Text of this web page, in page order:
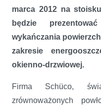
Okna Schüco na targach
marca 2012 na
będzie
wykańczania
zakresie
okienno-drzwiowej.
Firma Schüco,
zrównoważonych